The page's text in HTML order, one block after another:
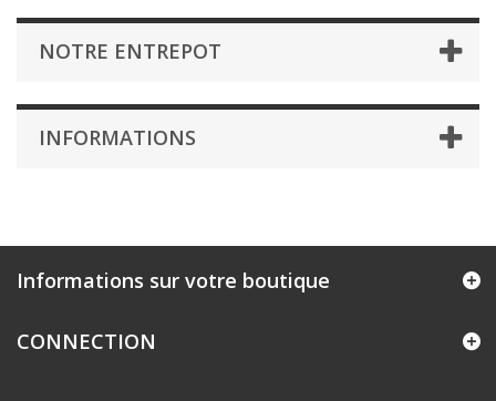
NOTRE ENTREPOT
INFORMATIONS
Informations sur votre boutique
CONNECTION